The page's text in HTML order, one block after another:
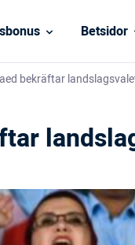
Betsidor
bekräftar